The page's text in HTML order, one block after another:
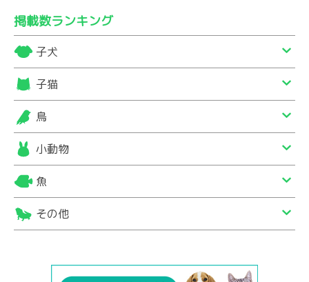
掲載数ランキング
子犬
子猫
鳥
小動物
魚
その他